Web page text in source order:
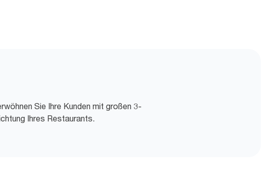
Sie Ihre Kunden mit großen 3-
Ihres Restaurants.